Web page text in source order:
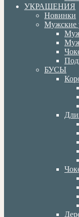
УКРАШЕНИЯ
Новинки
Мужские
БУСЫ